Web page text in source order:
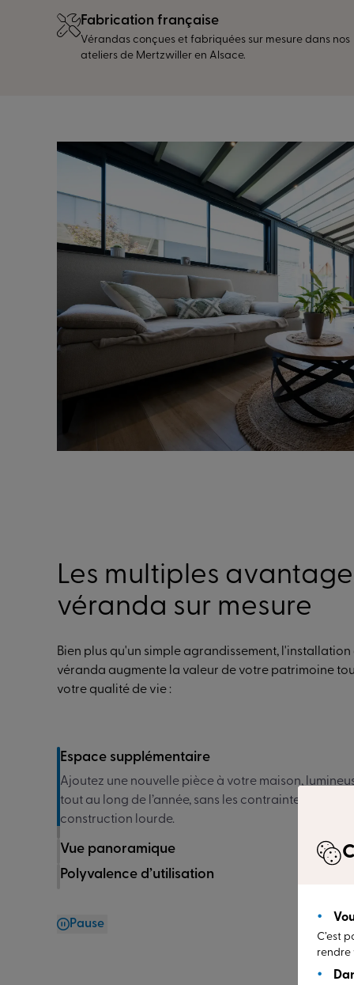
Fabrication française
Vérandas conçues et fabriquées sur mesure dans nos
ateliers de Mertzwiller en Alsace.
Les multiples
véranda sur mesure
Bien plus qu'un simple agrandissement, l'installation
véranda augmente la valeur de votre patrimoine
votre qualité de vie :
Espace supplémentaire
Vue panoramique
Profitez d'une connexion harmonieuse avec la
grandes baies vitrées laissant entrer un maximum
naturelle. La frontière entre intérieur et extérieur
Polyvalence d’utilisation
Pause
C’est
rendre